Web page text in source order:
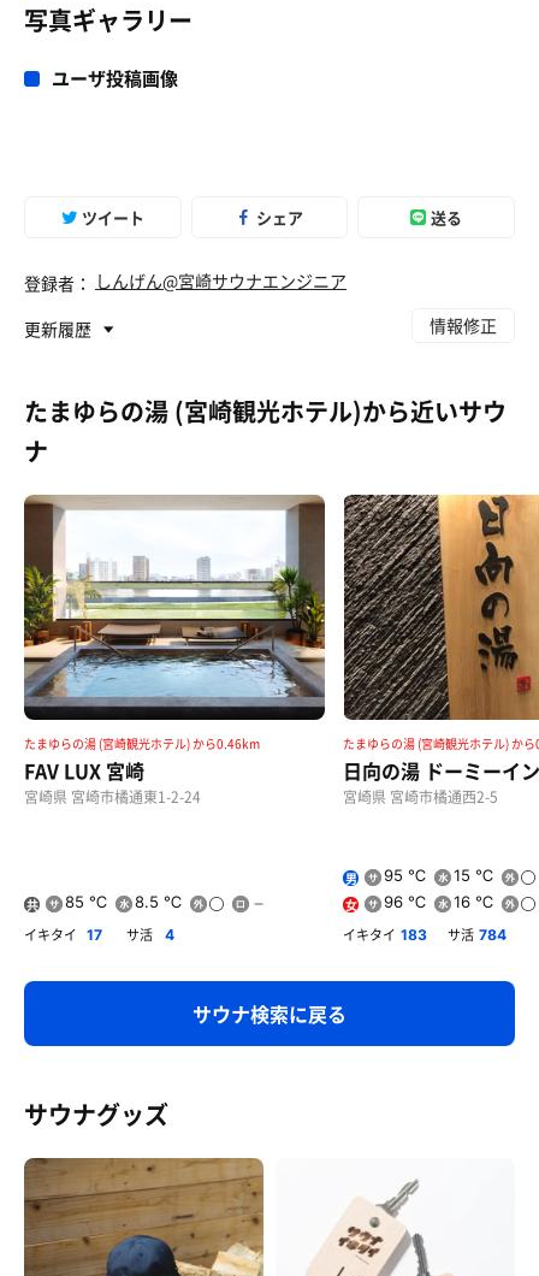
写真ギャラリー
ユーザ投稿画像
ツイート シェア 送る
登録者： しんげん@宮崎サウナエンジニア
更新履歴
情報修正
たまゆらの湯 (宮崎観光ホテル)から近いサウ
ナ
たまゆらの湯 (宮崎観光ホテル) から0.46km
FAV LUX 宮崎
宮崎県 宮崎市橘通東1-2-24
共
85 ℃ 8.5 ℃
イキタイ 17 サ活 4
たまゆらの湯 (宮崎観光ホテル) か
日向の湯 ドーミーイ
宮崎県 宮崎市橘通西2-5
男 95 ℃ 15 ℃
女 96 ℃ 16 ℃
イキタイ 183 サ活 784
サウナ検索に戻る
サウナグッズ